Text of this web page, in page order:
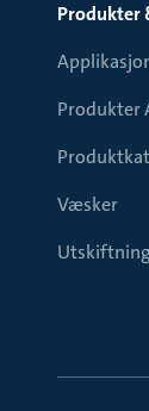
Produkter
Produkter
Væsker